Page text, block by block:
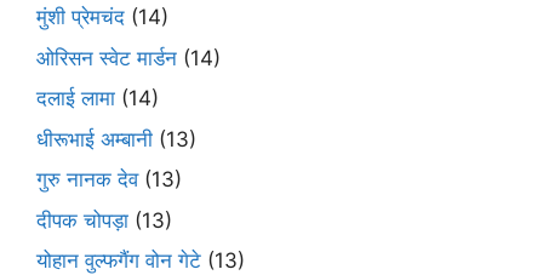
मुंशी प्रेमचंद (14)
ओरिसन स्‍वेट मार्डन (14)
दलाई लामा (14)
धीरूभाई अम्बानी (13)
गुरु नानक देव(13)
दीपक चोपड़ा (13)
योहान वुल्फगैंग वोन गेटे (13)